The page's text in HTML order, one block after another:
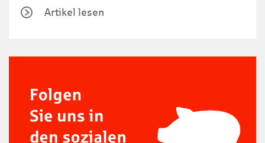
Artikel lesen